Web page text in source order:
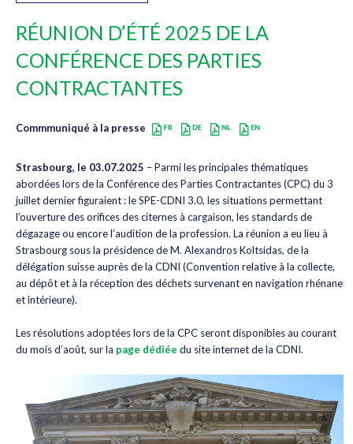
RÉUNION D’ÉTÉ 2025 DE LA
CONFÉRENCE DES PARTIES
CONTRACTANTES
Commmuniqué à la presse
Strasbourg, le 03.07.2025 – Parmi les principales thématiques
abordées lors de la Conférence des Parties Contractantes (CPC) du 3
juillet dernier figuraient : le SPE-CDNI 3.0, les situations permettant
l’ouverture des orifices des citernes à cargaison, les standards de
dégazage ou encore l’audition de la profession. La réunion a eu lieu à
Strasbourg sous la présidence de M. Alexandros Koltsidas, de la
délégation suisse auprès de la CDNI (Convention relative à la collecte,
au dépôt et à la réception des déchets survenant en navigation rhénane
et intérieure).
Les résolutions adoptées lors de la CPC seront disponibles au courant
du mois d’août, sur la page dédiée du site internet de la CDNI.